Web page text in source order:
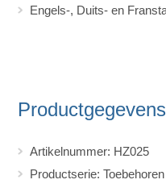
Engels-, Duits- en
Productgegevens
Artikelnummer: HZ025
Productserie: